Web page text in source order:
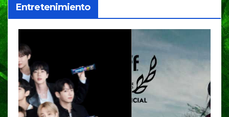
Entretenimiento